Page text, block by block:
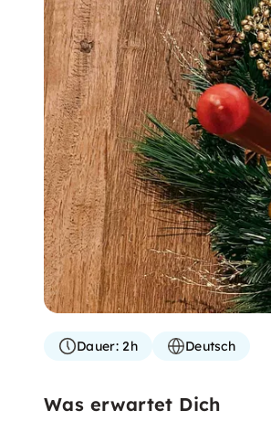
Dauer:2h Deutsch
Was erwartet Dich